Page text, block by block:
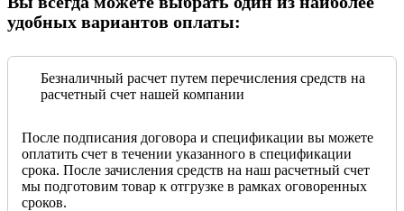
удобных вариантов оплаты:
Безналичный расчет путем перечисления средств на
расчетный счет нашей компании
После подписания договора и спецификации вы можете
оплатить счет в течении указанного в спецификации
срока. После зачисления средств на наш расчетный счет
мы подготовим товар к отгрузке в рамках оговоренных
сроков.